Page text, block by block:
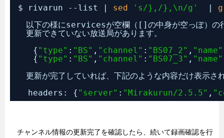
$ rivarun --list | sed 's/},/},\n/g'
以下の様にservicesが空欄（[]の中身が空っぽ）の
更新できていない放送局があります。
{ "type" : "BS" , "channel" : "BS07_2" , "name"
{ "type" : "BS" , "channel" : "BS07_3" , "name"
更新が完了していれば、下記のような内容だけ表示さ
headers: { "server" : "Mirakurun/2.5.5" ,
チャンネル情報の更新完了を確認したら、続いて録画確認を行